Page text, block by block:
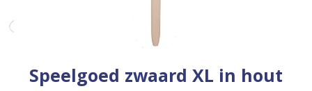
Speelgoed zwaard XL in hout